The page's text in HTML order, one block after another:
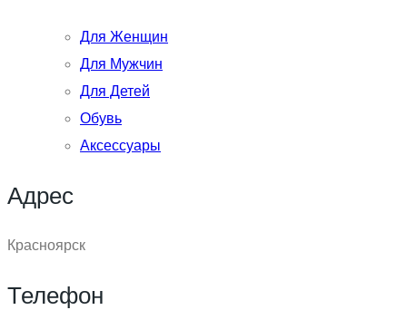
Для Женщин
Для Мужчин
Для Детей
Обувь
Аксессуары
Адрес
Красноярск
Телефон